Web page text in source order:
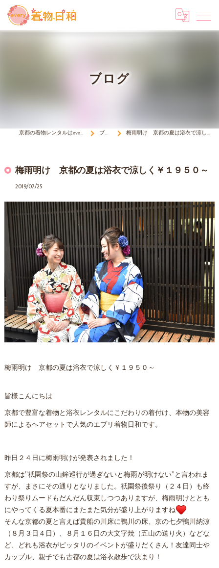
ブログ
京都の着物レンタルはevery 着物日和 ブログ 梅雨明け 京都の夏は浴衣で涼しく￥１９５０～
梅雨明け 京都の夏は浴衣で涼しく￥１９５０～
2019/07/25
梅雨明け 京都の夏は浴衣で涼しく￥１９５０～
皆様こんにちは
京都で豊富な着物と浴衣レンタルにこだわりの着付け、本物の美容
師によるヘアセットで人気のエブリ着物日和です。
昨日２４日に梅雨明けが発表されました！
京都は”祇園祭の山鉾巡行が過ぎないと梅雨が明けない”と言われま
すが、まさにその通りとなりました。祇園祭後祭り（２４日）も終
わり祭りムードもだんだん収束しつつありますが、梅雨明けととも
にやってくる夏本番にまたまた気分が盛り上がりますね
そんな京都の夏と言えば貴船の川床に鴨川の床、京の七夕鴨川納涼
（８月３日４日）、８月１６日の大文字焼（五山の送り火）などな
ど、どれも浴衣がピッタリのイベントが盛りだくさん！友達同士や
カップル、親子でも古都の夏は浴衣散歩で決まり！